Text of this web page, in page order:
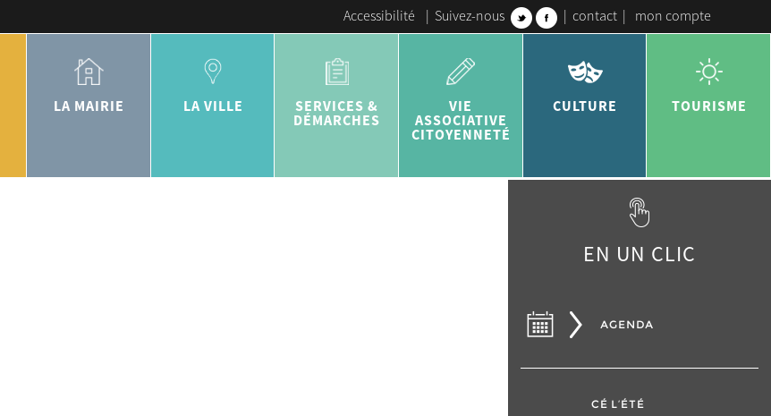
Accessibilité | Suivez-nous | contact | mon compte
LA MAIRIE LA VILLE
SERVICES &
DÉMARCHES
VIE
ASSOCIATIVE
CITOYENNETÉ
CULTURE TOURISME
EN UN CLIC
AGENDA
CÉ L’ÉTÉ